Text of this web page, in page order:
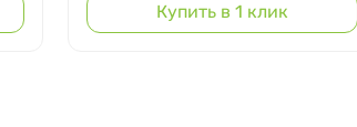
Купить в 1 клик